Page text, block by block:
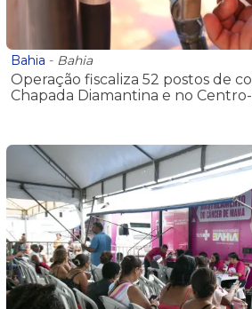
Bahia - Bahia
Operação fiscaliza 52 postos de
Chapada Diamantina e no